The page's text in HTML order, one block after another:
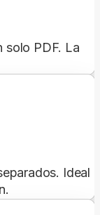
solo PDF. La
Ideal